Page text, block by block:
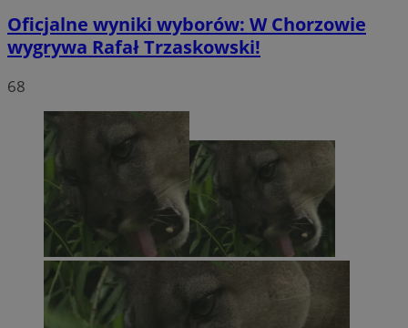
Oficjalne wyniki wyborów: W Chorzowie
wygrywa Rafał Trzaskowski!
68